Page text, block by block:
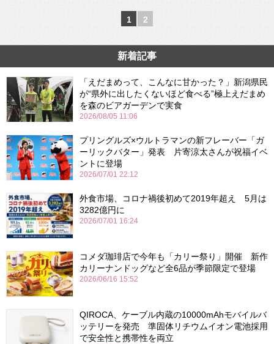
1 2
新着記事
「えだまめって、こんなに甘かった？」新潟県民
が“県外に出したくないほど食べる”極上えだまめ
を森のビアガーデンで実食
2026/08/05 11:06
プリングルズ×ウルトラマンの新フレーバー「ガ
ーリックバター」発表 片寄涼太さんが祝福イベ
ントに登場
2026/07/01 22:12
外食市場、コロナ禍後初めて2019年超え 5月は
3282億円に
2026/07/01 16:24
コメダ珈琲店で今年も「カリー祭り」開催 新作
カリーナンドッグなど全6品が季節限定で登場
2026/06/16 15:52
QIROCA、ケーブル内蔵の10000mAhモバイルバ
ッテリーを発売 準固体リチウムイオン電池採用
で安全性と携帯性を両立